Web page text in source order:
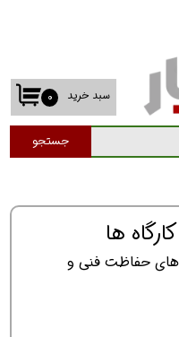
جستجو
۰ سبد خرید
ها
های حفاظت فنی و